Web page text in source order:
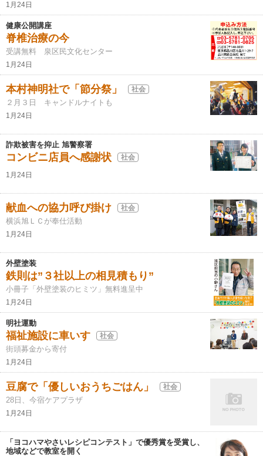
1月24日
健康公開講座
脊椎治療の今
受講無料 泉区民文化センター
1月24日
本村神明社で「節分祭」 社会
２月３日 キャンドルナイトも
1月24日
詐欺被害を抑止 旭警察署
コンビニ店員へ感謝状 社会
1月24日
献血への協力呼び掛け 社会
横浜旭ＬＣが奉仕活動
1月24日
外壁塗装
鉄則は”３社以上の相見積もり”
小冊子「外壁塗装のヒミツ」無料進呈中
1月24日
明社運動
福祉施設に車いす 社会
街頭募金から寄付
1月24日
豆腐で「優しいおうちごはん」 社会
28日、今宿ケアプラザ
1月24日
「ヨコハマやさいレシピコンテスト」で優秀賞を受賞し、
地域などで教室を開く